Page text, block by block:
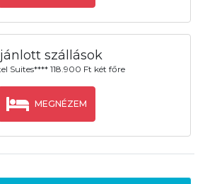
szállások
Suites**** 118.900 Ft két főre
MEGNÉZEM